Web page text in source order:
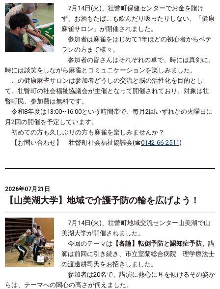
7月14日(火)、壮瞥町保健センターでお金を賭け
ず、お酒もたばこも飲んだり吸ったりしない、「健康
麻雀サロン」が開催されました。
参加者は麻雀をはじめて1年ほどの初心者からベテ
ランの方まで様々。
参加者の皆さんはそれぞれの卓で、時には真剣に、
時には談笑をしながら麻雀とコミュニケーションを楽しみました。
この健康麻雀サロンは参加者どうしの交流と脳の活性化を目的とし
て、壮瞥町の社会福祉協議会が主催となって開催されており、対象は壮
瞥町民、参加費は無料です。
令和8年度は13:00~16:00という時間帯で、毎月2回いずれかの火曜日に
月2回の開催を予定しています。
初めての方も久しぶりの方も麻雀を楽しみませんか？
【お問い合わせ】 壮瞥町社会福祉協議会(☎0142-66-2511)
2026年07月21日
【山美湖大学】地域で介護予防の輪を広げよう！
7月14日(火)、壮瞥町地域交流センター山美湖で山
美湖大学が開催されました。
今回のテーマは 【各論】転倒予防と認知症予防、 講
師は前回に引き続き、市立室蘭総合病院 理学療法士
の渡邊耕司氏をお招きしました。
参加者は20名で、講演に熱心に耳を傾けるその姿か
らは、テーマへの関心の高さが伺えました。